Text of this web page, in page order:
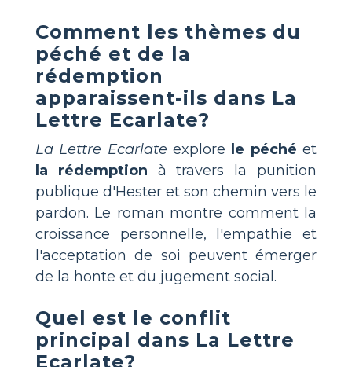
Comment les thèmes du
péché et de la
rédemption
apparaissent-ils dans La
Lettre Ecarlate?
La Lettre Ecarlate explore le péché et
la rédemption à travers la punition
publique d'Hester et son chemin vers le
pardon. Le roman montre comment la
croissance personnelle, l'empathie et
l'acceptation de soi peuvent émerger
de la honte et du jugement social.
Quel est le conflit
principal dans La Lettre
Ecarlate?